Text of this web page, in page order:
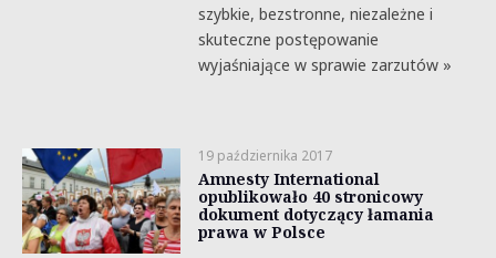
szybkie, bezstronne, niezależne i
skuteczne postępowanie
wyjaśniające w sprawie zarzutów »
19 października 2017
Amnesty International
opublikowało 40 stronicowy
dokument dotyczący łamania
prawa w Polsce